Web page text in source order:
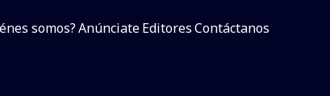
somos?AnúnciateEditoresContáctanos